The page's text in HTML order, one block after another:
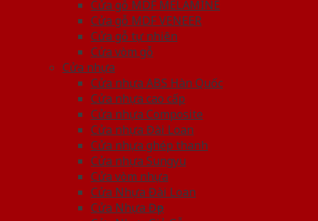
Cửa gỗ MDF MELAMINE
Cửa gỗ MDF VENEER
Cửa gỗ tự nhiên
Cửa vòm gỗ
Cửa nhựa
Cửa nhựa ABS Hàn Quốc
Cửa nhựa cao cấp
Cửa nhựa Composite
Cửa nhựa Đài Loan
Cửa nhựa ghép thanh
Cửa nhựa Sungyu
Cửa vòm nhựa
Cửa Nhựa Đài Loan
Cửa Nhựa Đẹp